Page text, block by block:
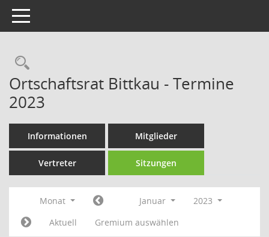
Toggle navigation
Rechercheauswahl
Ortschaftsrat Bittkau - Termine
2023
Informationen Mitglieder
Vertreter Sitzungen
Monat Januar
2023
Aktuell
Gremium auswählen